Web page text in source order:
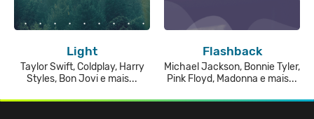
Light
Taylor Swift, Coldplay, Harry
Styles, Bon Jovi e mais...
Flashback
Michael Jackson, Bonnie Tyler,
Pink Floyd, Madonna e mais...